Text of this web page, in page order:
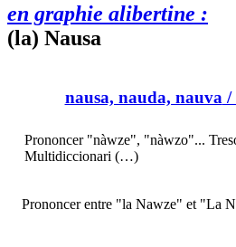
en graphie alibertine :
(la) Nausa
nausa, nauda, nauva/
Prononcer "nàwze", "nàwzo"...
Multidiccionari (…)
Prononcer entre "la Nawze" et "La